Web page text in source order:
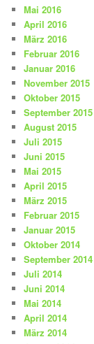
Mai 2016
April 2016
März 2016
Februar 2016
Januar 2016
November 2015
Oktober 2015
September 2015
August 2015
Juli 2015
Juni 2015
Mai 2015
April 2015
März 2015
Februar 2015
Januar 2015
Oktober 2014
September 2014
Juli 2014
Juni 2014
Mai 2014
April 2014
März 2014